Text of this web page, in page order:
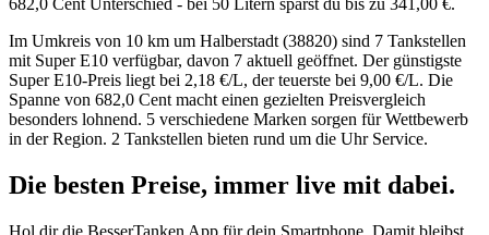
Im Umkreis von 10 km um Halberstadt (38820) sind 7 Tankstellen
mit Super E10 verfügbar, davon 7 aktuell geöffnet. Der günstigste
Super E10-Preis liegt bei 2,18 €/L, der teuerste bei 9,00 €/L. Die
Spanne von 682,0 Cent macht einen gezielten Preisvergleich
besonders lohnend. 5 verschiedene Marken sorgen für Wettbewerb
in der Region. 2 Tankstellen bieten rund um die Uhr Service.
Die besten Preise, immer live mit dabei.
Hol dir die BesserTanken App für dein Smartphone. Damit bleibst